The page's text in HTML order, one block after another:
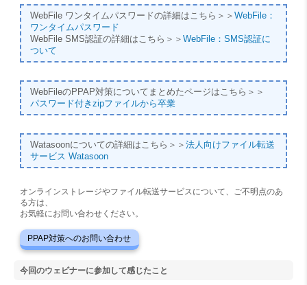
WebFile ワンタイムパスワードの詳細はこちら＞＞ WebFile：
ワンタイムパスワード
WebFile SMS認証の詳細はこちら＞＞ WebFile：SMS認証に
ついて
WebFileのPPAP対策についてまとめたページはこちら＞＞
パスワード付きzipファイルから卒業
Watasoonについての詳細はこちら＞＞ 法人向けファイル転送
サービス Watasoon
オンラインストレージやファイル転送サービスについて、ご不明点のあ
る方は、
お気軽にお問い合わせください。
PPAP対策へのお問い合わせ
今回のウェビナーに参加して感じたこと